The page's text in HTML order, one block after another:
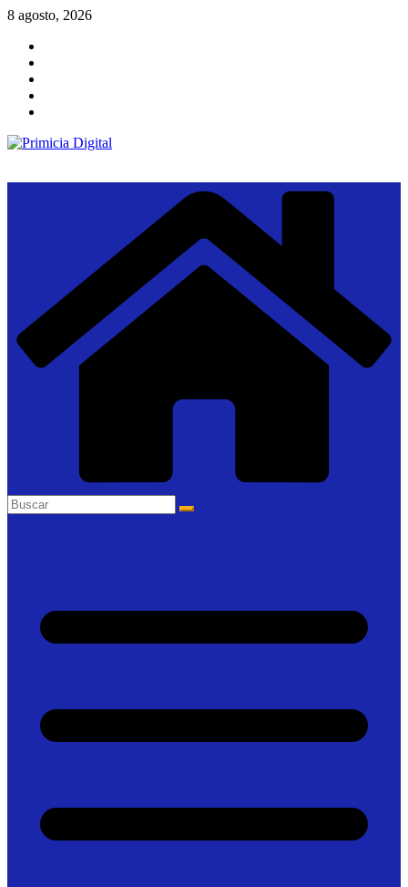
Saltar
contenido
8 agosto, 2026